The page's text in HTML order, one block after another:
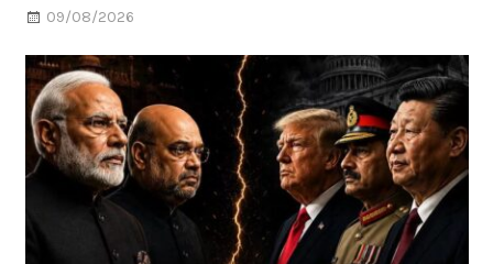
09/08/2026